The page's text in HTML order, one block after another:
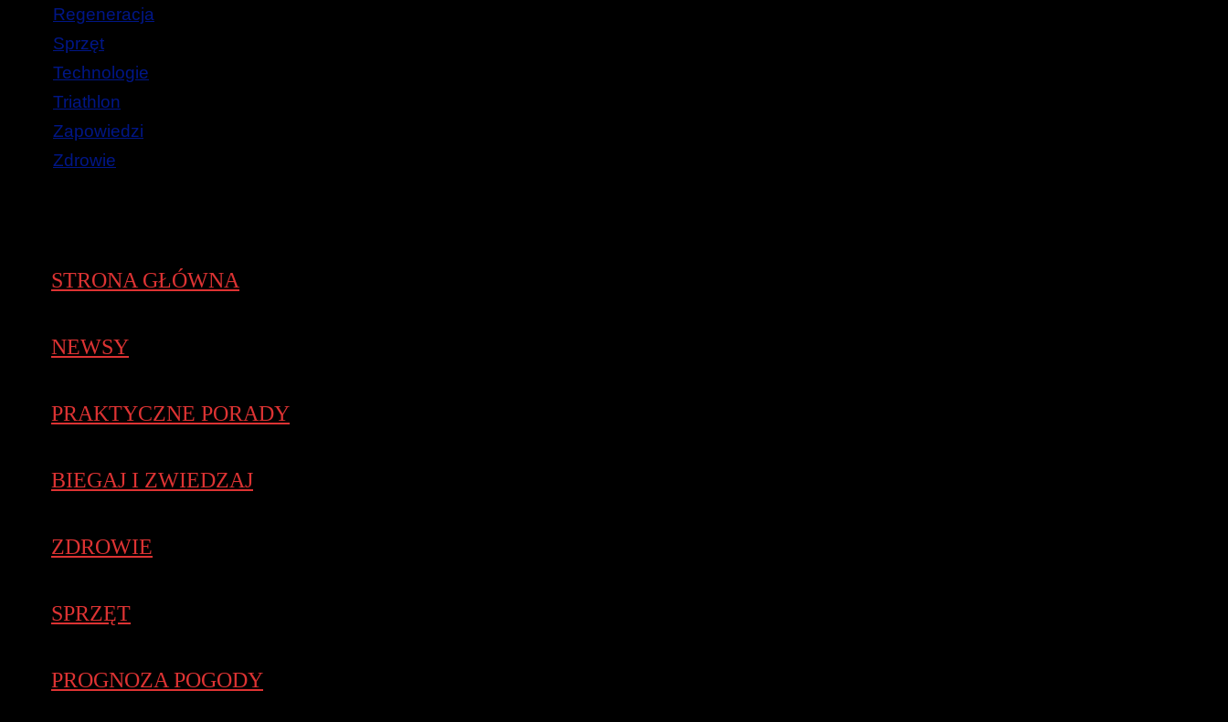
Regeneracja
Sprzęt
Technologie
Triathlon
Zapowiedzi
Zdrowie
STRONA GŁÓWNA
NEWSY
PRAKTYCZNE PORADY
BIEGAJ I ZWIEDZAJ
ZDROWIE
SPRZĘT
PROGNOZA POGODY